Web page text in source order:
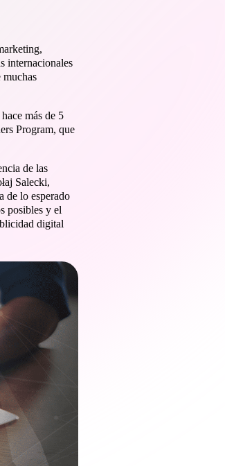
internacionales
muchas
más de 5
Program, que
de las
Salecki,
de lo esperado
posibles y el
digital